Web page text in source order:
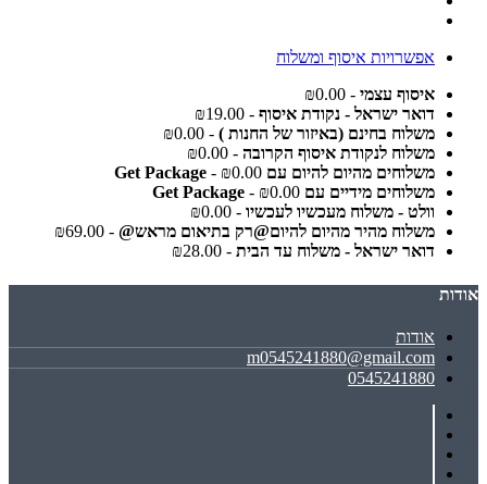
אפשרויות איסוף ומשלוח
איסוף עצמי - ₪0.00
דואר ישראל - נקודת איסוף - ₪19.00
משלוח בחינם (באיזור של החנות ) - ₪0.00
משלוח לנקודת איסוף הקרובה - ₪0.00
משלוחים מהיום להיום עם Get Package - ₪0.00
משלוחים מידיים עם Get Package - ₪0.00
וולט - משלוח מעכשיו לעכשיו - ₪0.00
משלוח מהיר מהיום להיום@רק בתיאום מראש@ - ₪69.00
דואר ישראל - משלוח עד הבית - ₪28.00
אודות
אודות
m0545241880@gmail.com
0545241880